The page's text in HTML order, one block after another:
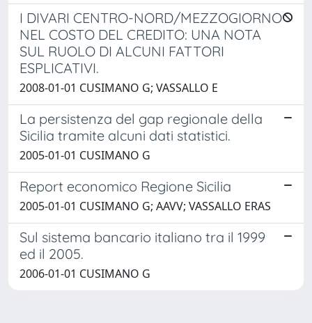
I DIVARI CENTRO-NORD/MEZZOGIORNO
NEL COSTO DEL CREDITO: UNA NOTA
SUL RUOLO DI ALCUNI FATTORI
ESPLICATIVI.
2008-01-01 CUSIMANO G; VASSALLO E
La persistenza del gap regionale della
Sicilia tramite alcuni dati statistici.
2005-01-01 CUSIMANO G
Report economico Regione Sicilia
2005-01-01 CUSIMANO G; AAVV; VASSALLO ERAS
Sul sistema bancario italiano tra il 1999
ed il 2005.
2006-01-01 CUSIMANO G